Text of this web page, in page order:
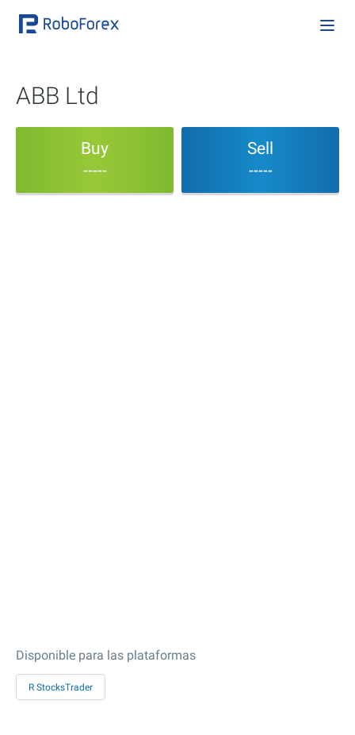
ABB Ltd
Buy
-----
Sell
-----
Disponible para las plataformas
R StocksTrader